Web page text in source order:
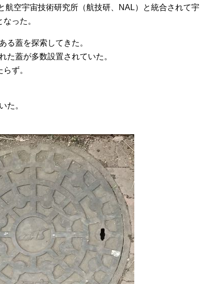
空宇宙技術研究所（航技研、NAL）と統合されて宇
った。
る蓋を探索してきた。
た蓋が多数設置されていた。
ず。
た。